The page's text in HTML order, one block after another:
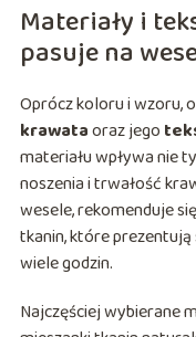
Materiały i
pasuje na
Oprócz koloru i wzoru,
krawataoraz jego
materiału wpływa nie
noszenia i trwałość
wesele, rekomenduje
tkanin, które
wiele godzin.
Najczęściej wybierane